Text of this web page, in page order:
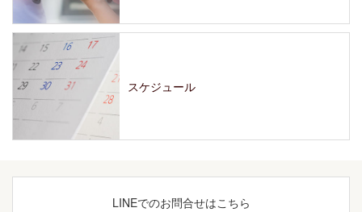
LINEでのお問合せはこちら
スケジュール